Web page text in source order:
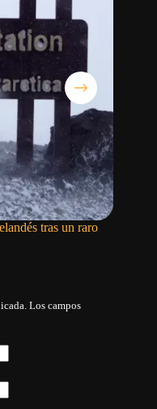
tras un raro
Los campos